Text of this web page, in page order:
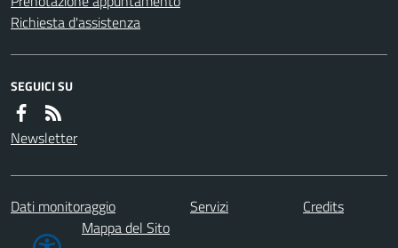
Richiesta d'assistenza
SEGUICI SU
Newsletter
Dati monitoraggio Servizi
Credits
Mappa del Sito